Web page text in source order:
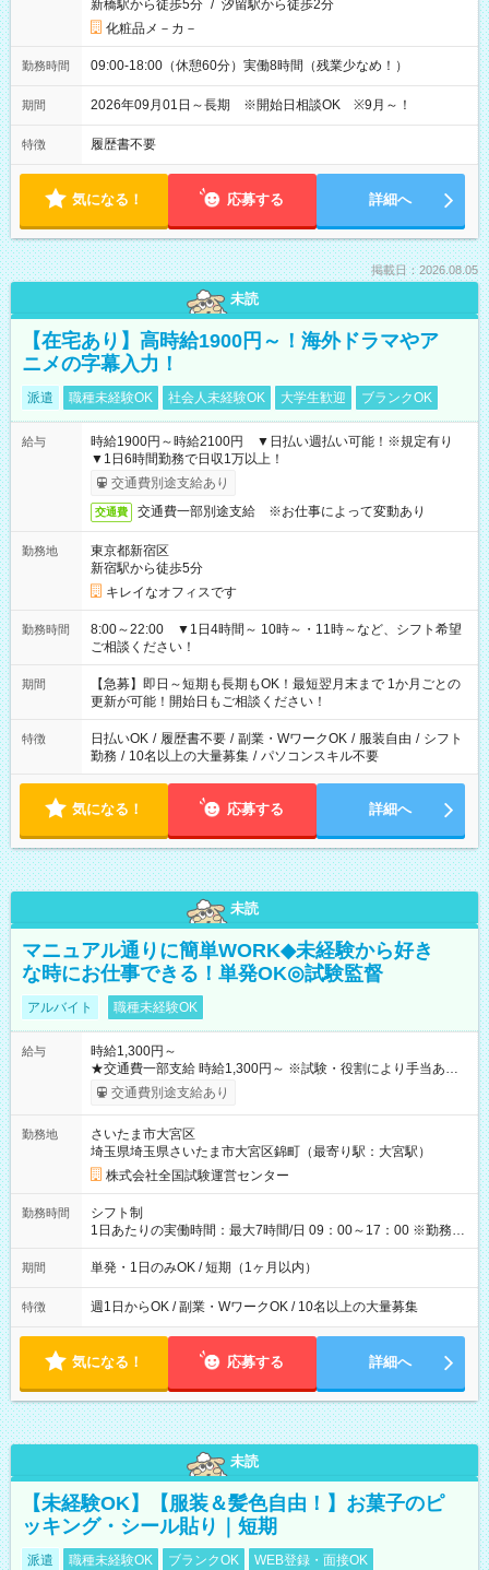
新橋駅から徒歩5分 / 汐留駅から徒歩2分
化粧品メ－カ－
勤務時間 09:00-18:00（休憩60分）実働8時間（残業少なめ！）
期間 2026年09月01日～長期 ※開始日相談OK ※9月～！
特徴 履歴書不要
気になる！ 応募する 詳細へ
掲載日：2026.08.05
未読
【在宅あり】高時給1900円～！海外ドラマやア
ニメの字幕入力！
派遣 職種未経験OK 社会人未経験OK 大学生歓迎 ブランクOK
給与
時給1900円～時給2100円 ▼日払い週払い可能！※規定有り
▼1日6時間勤務で日収1万以上！
交通費別途支給あり
交通費 交通費一部別途支給 ※お仕事によって変動あり
勤務地
東京都新宿区
新宿駅から徒歩5分
キレイなオフィスです
勤務時間
8:00～22:00 ▼1日4時間～ 10時～・11時～など、シフト希望
ご相談ください！
期間
【急募】即日～短期も長期もOK！最短翌月末まで 1か月ごとの
更新が可能！開始日もご相談ください！
特徴 日払いOK / 履歴書不要 / 副業・WワークOK / 服装自由 / シフト
勤務 / 10名以上の大量募集 / パソコンスキル不要
気になる！ 応募する 詳細へ
未読
マニュアル通りに簡単WORK◆未経験から好き
な時にお仕事できる！単発OK◎試験監督
アルバイト 職種未経験OK
給与
時給1,300円～
★交通費一部支給 時給1,300円～ ※試験・役割により手当あり
※勤務回数により昇給あり 【即給（前払い）オプションあ
り！】 希望される場合、勤務から1週間ほどで給与の一部を受け
例】 ・河合塾模擬試験 8:30～17:30（休憩1時間） 時給1,300円
×8時間＝日収10,400円＋交通費 ※当日の役割により時給＋100
円の場合あり ・国家試験 7:00～13:30（休憩なし） 時給1,300
円（役割手当＋100円）×6時間＝日収8,400円＋交通費 【試用期
間】試用期間なし
交通費別途支給あり
勤務地
さいたま市大宮区
埼玉県埼玉県さいたま市大宮区錦町（最寄り駅：大宮駅）
株式会社全国試験運営センター
勤務時間
シフト制
1日あたりの実働時間：最大7時間/日 09：00～17：00 ※勤務時
間は 試験により異なります。
期間 単発・1日のみOK / 短期（1ヶ月以内）
特徴 週1日からOK / 副業・WワークOK / 10名以上の大量募集
気になる！ 応募する 詳細へ
未読
【未経験OK】【服装＆髪色自由！】お菓子のピ
ッキング・シール貼り｜短期
派遣 職種未経験OK ブランクOK WEB登録・面接OK